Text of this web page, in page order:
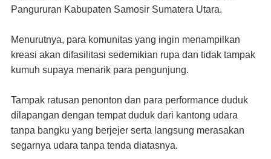
Pangururan Kabupaten Samosir Sumatera Utara.
Menurutnya, para komunitas yang ingin menampilkan
kreasi akan difasilitasi sedemikian rupa dan tidak tampak
kumuh supaya menarik para pengunjung.
Tampak ratusan penonton dan para performance duduk
dilapangan dengan tempat duduk dari kantong udara
tanpa bangku yang berjejer serta langsung merasakan
segarnya udara tanpa tenda diatasnya.